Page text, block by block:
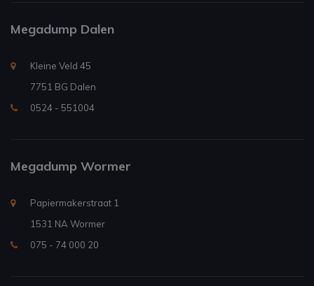
Megadump Dalen
Kleine Veld 45
7751 BG Dalen
0524 - 551004
Megadump Wormer
Papiermakerstraat 1
1531 NA Wormer
075 - 74 000 20